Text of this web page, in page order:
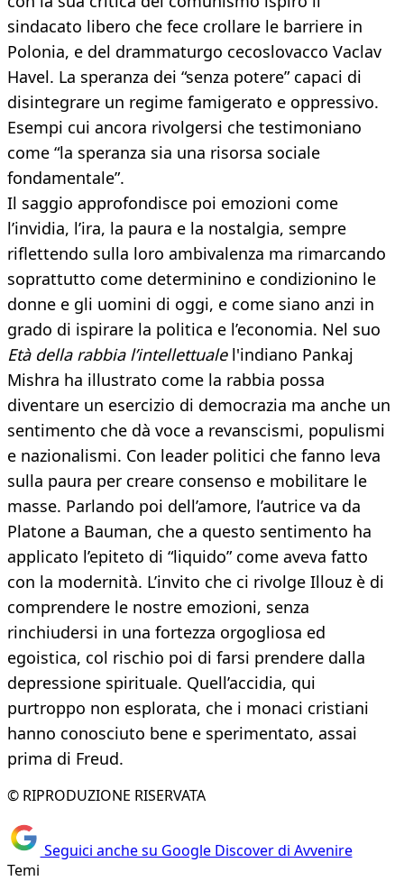
sindacato libero che fece crollare le barriere in
Polonia, e del drammaturgo cecoslovacco Vaclav
Havel. La speranza dei “senza potere” capaci di
disintegrare un regime famigerato e oppressivo.
Esempi cui ancora rivolgersi che testimoniano
come “la speranza sia una risorsa sociale
fondamentale”.
Il saggio approfondisce poi emozioni come
l’invidia, l’ira, la paura e la nostalgia, sempre
riflettendo sulla loro ambivalenza ma rimarcando
soprattutto come determinino e condizionino le
donne e gli uomini di oggi, e come siano anzi in
grado di ispirare la politica e l’economia. Nel suo
Età della rabbia l’intellettualel'indiano Pankaj
Mishra ha illustrato come la rabbia possa
diventare un esercizio di democrazia ma anche un
sentimento che dà voce a revanscismi, populismi
e nazionalismi. Con leader politici che fanno leva
sulla paura per creare consenso e mobilitare le
masse. Parlando poi dell’amore, l’autrice va da
Platone a Bauman, che a questo sentimento ha
applicato l’epiteto di “liquido” come aveva fatto
con la modernità. L’invito che ci rivolge Illouz è di
comprendere le nostre emozioni, senza
rinchiudersi in una fortezza orgogliosa ed
egoistica, col rischio poi di farsi prendere dalla
depressione spirituale. Quell’accidia, qui
purtroppo non esplorata, che i monaci cristiani
hanno conosciuto bene e sperimentato, assai
prima di Freud.
© RIPRODUZIONE RISERVATA
Seguici anche su Google Discover di Avvenire
Temi